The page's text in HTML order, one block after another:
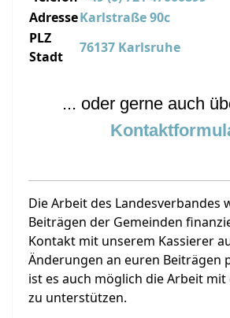
AdresseKarlstraße 90c
PLZ
Stadt
76137 Karlsruhe
... oder gerne auch
Die Arbeit des Landesverbandes
Beiträgen der Gemeinden
Kontakt mit unserem Kassierer
Änderungen an euren Beiträgen
ist es auch möglich die Arbeit mit
zu unterstützen.